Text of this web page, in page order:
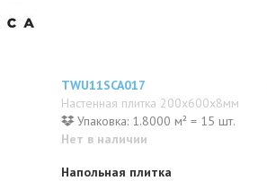
TWU11SCA017
Настенная плитка 200x600x8мм
Упаковка: 1.8000 м² = 15 шт.
Нет в наличии
Напольная плитка